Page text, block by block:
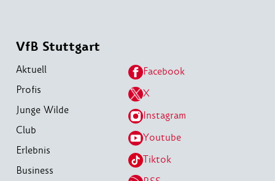
VfB Stuttgart
Aktuell
Profis
Junge Wilde
Club
Erlebnis
Business
Facebook
X
Instagram
Youtube
Tiktok